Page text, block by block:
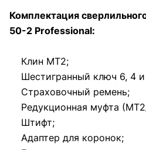
Комплектация
50-2 Professional:
Клин МТ2;
Шестигранный ключ 6, 4
Страховочный ремень;
Редукционная муфта
Штифт;
Адаптер для коронок;